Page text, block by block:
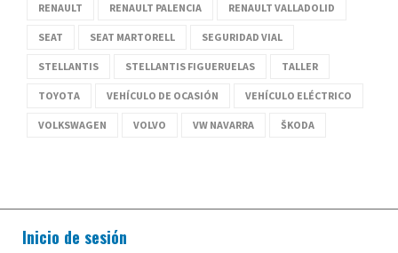
RENAULT RENAULT PALENCIA RENAULT VALLADOLID
SEAT SEAT MARTORELL SEGURIDAD VIAL
STELLANTIS STELLANTIS FIGUERUELAS TALLER
TOYOTA VEHÍCULO DE OCASIÓN VEHÍCULO ELÉCTRICO
VOLKSWAGEN VOLVO VW NAVARRA ŠKODA
Inicio de sesión